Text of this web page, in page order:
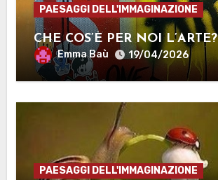
PAESAGGI DELL'IMMAGINAZIONE
CHE COS’È PER NOI L’ARTE?
Emma Baù 19/04/2026
PAESAGGI DELL'IMMAGINAZIONE